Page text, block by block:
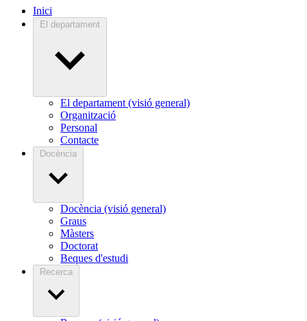
Inici
El departament
El departament (visió general)
Organització
Personal
Contacte
Docència
Docència (visió general)
Graus
Màsters
Doctorat
Beques d'estudi
Recerca